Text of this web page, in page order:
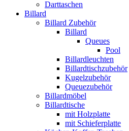
Darttaschen
Billard
Billard Zubehör
Billard
Queues
Pool
Billardleuchten
Billardtischzubehör
Kugelzubehör
Queuezubehör
Billardmöbel
Billardtische
mit Holzplatte
mit Schieferplatte